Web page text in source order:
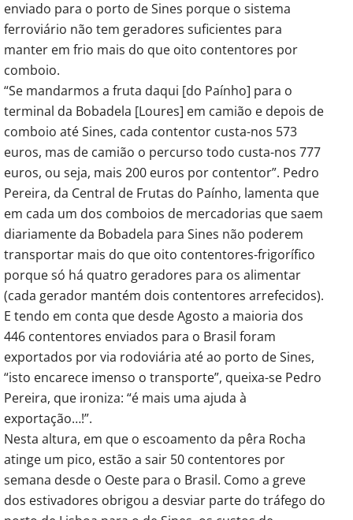
enviado para o porto de Sines porque o sistema
ferroviário não tem geradores suficientes para
manter em frio mais do que oito contentores por
comboio.
“Se mandarmos a fruta daqui [do Paínho] para o
terminal da Bobadela [Loures] em camião e depois de
comboio até Sines, cada contentor custa-nos 573
euros, mas de camião o percurso todo custa-nos 777
euros, ou seja, mais 200 euros por contentor”. Pedro
Pereira, da Central de Frutas do Paínho, lamenta que
em cada um dos comboios de mercadorias que saem
diariamente da Bobadela para Sines não poderem
transportar mais do que oito contentores-frigorífico
porque só há quatro geradores para os alimentar
(cada gerador mantém dois contentores arrefecidos).
E tendo em conta que desde Agosto a maioria dos
446 contentores enviados para o Brasil foram
exportados por via rodoviária até ao porto de Sines,
“isto encarece imenso o transporte”, queixa-se Pedro
Pereira, que ironiza: “é mais uma ajuda à
exportação…!”.
Nesta altura, em que o escoamento da pêra Rocha
atinge um pico, estão a sair 50 contentores por
semana desde o Oeste para o Brasil. Como a greve
dos estivadores obrigou a desviar parte do tráfego do